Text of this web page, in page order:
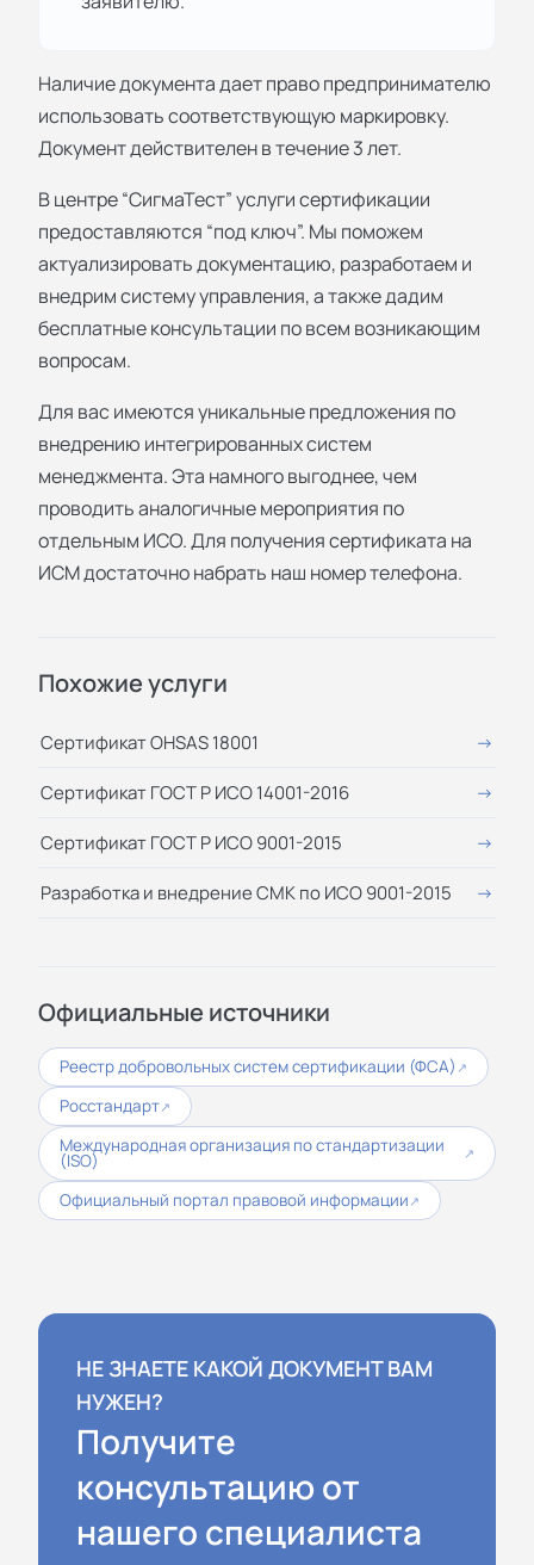
Наличие документа дает право предпринимателю
использовать соответствующую маркировку.
Документ действителен в течение 3 лет.
В центре “СигмаТест” услуги сертификации
предоставляются “под ключ”. Мы поможем
актуализировать документацию, разработаем и
внедрим систему управления, а также дадим
бесплатные консультации по всем возникающим
вопросам.
Для вас имеются уникальные предложения по
внедрению интегрированных систем
менеджмента. Эта намного выгоднее, чем
проводить аналогичные мероприятия по
отдельным ИСО. Для получения сертификата на
ИСМ достаточно набрать наш номер телефона.
Похожие услуги
Сертификат OHSAS 18001
Сертификат ГОСТ Р ИСО 14001-2016
Сертификат ГОСТ Р ИСО 9001-2015
Разработка и внедрение СМК по ИСО 9001-2015
Официальные источники
Реестр добровольных систем сертификации (ФСА) ↗
Росстандарт↗
Международная организация по стандартизации
(ISO) ↗
Официальный портал правовой информации ↗
НЕ ЗНАЕТЕ КАКОЙ ДОКУМЕНТ ВАМ
НУЖЕН?
Получите
консультацию от
нашего специалиста